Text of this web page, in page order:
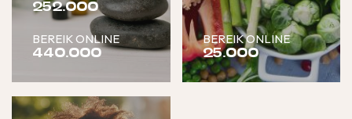
252.000
BEREIK ONLINE
440.000
BEREIK ONLINE
25.000